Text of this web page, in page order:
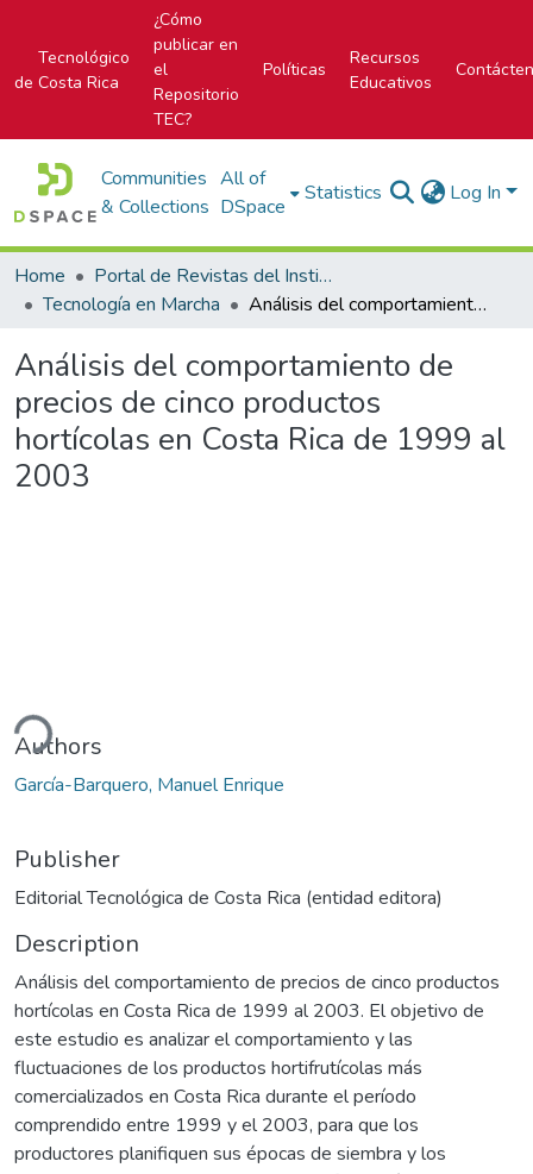
Tecnológico
de Costa Rica
¿Cómo
publicar en
el
Repositorio
TEC?
Políticas
Recursos
Educativos
Communities
& Collections
All of
DSpace
Statistics Log In
Home
Portal de Revistas del Instituto Tecnológico de Costa Rica
Tecnología en Marcha
Análisis del comportamiento de precios de cinco productos hortícolas en Costa Rica de 1999 al 2003
Análisis del comportamiento de
precios de cinco productos
hortícolas en Costa Rica de 1999 al
2003
Authors
García-Barquero, Manuel Enrique
Publisher
Editorial Tecnológica de Costa Rica (entidad editora)
Description
Análisis del comportamiento de precios de cinco productos
hortícolas en Costa Rica de 1999 al 2003. El objetivo de
este estudio es analizar el comportamiento y las
fluctuaciones de los productos hortifrutícolas más
comercializados en Costa Rica durante el período
comprendido entre 1999 y el 2003, para que los
productores planifiquen sus épocas de siembra y los